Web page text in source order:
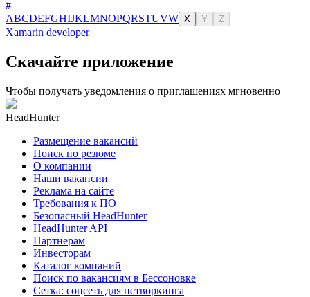
#
ABCDEFGHIJKLMNOPQRSTUVW X Y Z
Xamarin developer
Скачайте приложение
Чтобы получать уведомления о приглашениях мгновенно
HeadHunter
Размещение вакансий
Поиск по резюме
О компании
Наши вакансии
Реклама на сайте
Требования к ПО
Безопасный HeadHunter
HeadHunter API
Партнерам
Инвесторам
Каталог компаний
Поиск по вакансиям в Бессоновке
Сетка: соцсеть для нетворкинга